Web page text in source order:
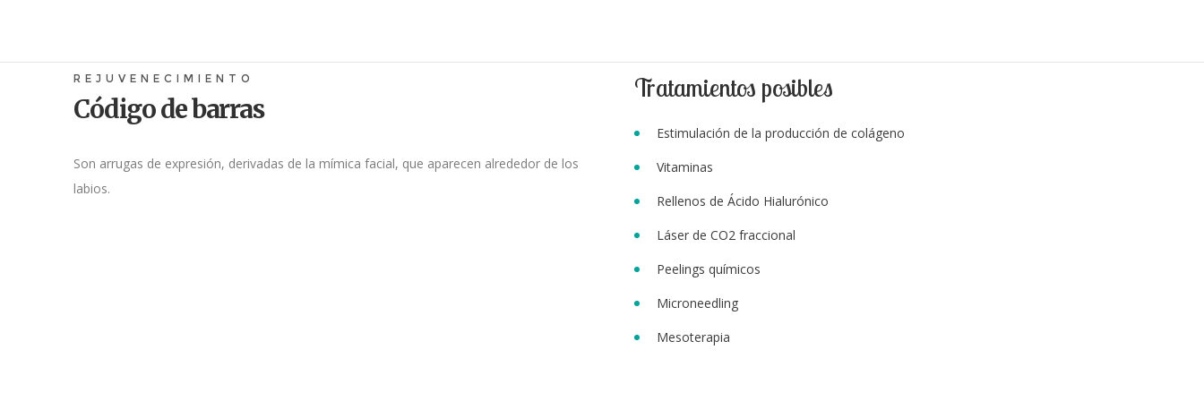
REJUVENECIMIENTO
Código de barras
Son arrugas de expresión, derivadas de la mímica facial, que aparecen alrededor de los
labios.
Tratamientos posibles
Estimulación de la producción de colágeno
Vitaminas
Rellenos de Ácido Hialurónico
Láser de CO2 fraccional
Peelings químicos
Microneedling
Mesoterapia